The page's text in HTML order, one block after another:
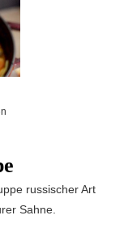
Sahne.